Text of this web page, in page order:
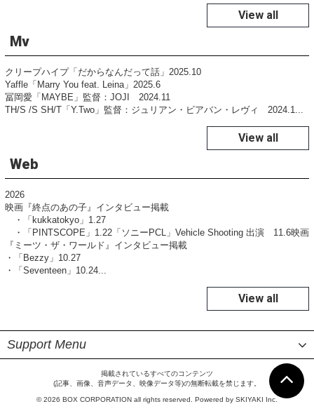
View all
Mv
クリープハイプ「だからなんだって話」2025.10
Yaffle「Marry You feat. Leina」2025.6
冨岡愛「MAYBE」監督：JOJI 2024.11
TH/S /S SH/T「Y.Two」監督：ジュリアン・ビアバン・レヴィ 2024.1...
View all
Web
2026
映画『終点のあの子』インタビュー掲載
・「kukkatokyo」1.27
・「PINTSCOPE」1.22「ソニーPCL」Vehicle Shooting 出演 11.6映画
『ミーツ・ザ・ワールド』インタビュー掲載
・「Bezzy」10.27
・「Seventeen」10.24...
View all
Support Menu
掲載されているすべてのコンテンツ
(記事、画像、音声データ、映像データ等)の無断転載を禁じます。
© 2026 BOX CORPORATION all rights reserved. Powered by SKIYAKI Inc.